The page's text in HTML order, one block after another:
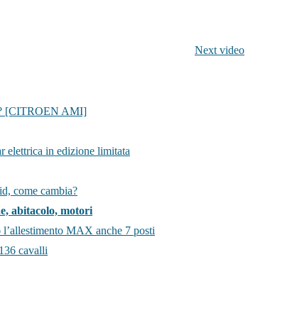
Next video
[CITROEN AMI]
elettrica in edizione limitata
come cambia?
abitacolo, motori
MAX anche 7 posti
cavalli